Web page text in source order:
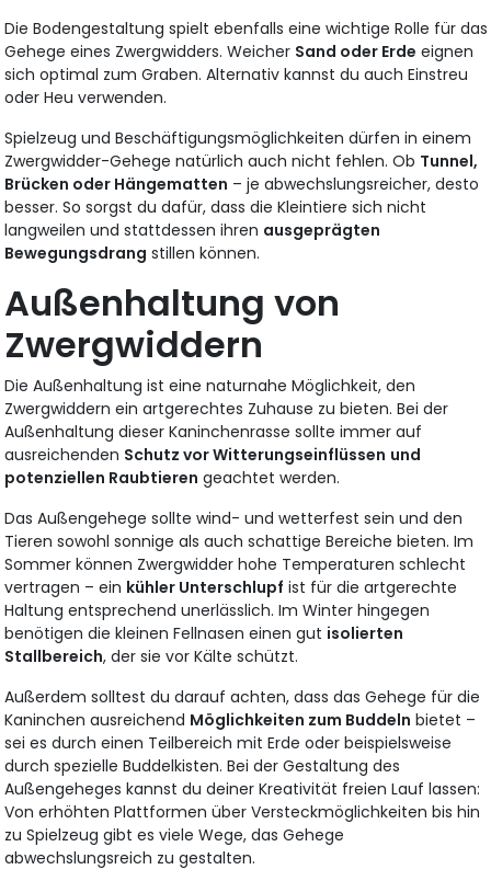
Die Bodengestaltung spielt ebenfalls eine wichtige Rolle für das
Gehege eines Zwergwidders. Weicher Sand oder Erde eignen
sich optimal zum Graben. Alternativ kannst du auch Einstreu
oder Heu verwenden.
Spielzeug und Beschäftigungsmöglichkeiten dürfen in einem
Zwergwidder-Gehege natürlich auch nicht fehlen. Ob Tunnel,
Brücken oder Hängematten – je abwechslungsreicher, desto
besser. So sorgst du dafür, dass die Kleintiere sich nicht
langweilen und stattdessen ihren ausgeprägten
Bewegungsdrang stillen können.
Außenhaltung von
Zwergwiddern
Die Außenhaltung ist eine naturnahe Möglichkeit, den
Zwergwiddern ein artgerechtes Zuhause zu bieten. Bei der
Außenhaltung dieser Kaninchenrasse sollte immer auf
ausreichenden Schutz vor Witterungseinflüssen und
potenziellen Raubtieren geachtet werden.
Das Außengehege sollte wind- und wetterfest sein und den
Tieren sowohl sonnige als auch schattige Bereiche bieten. Im
Sommer können Zwergwidder hohe Temperaturen schlecht
vertragen – ein kühler Unterschlupf ist für die artgerechte
Haltung entsprechend unerlässlich. Im Winter hingegen
benötigen die kleinen Fellnasen einen gut isolierten
Stallbereich, der sie vor Kälte schützt.
Außerdem solltest du darauf achten, dass das Gehege für die
Kaninchen ausreichend Möglichkeiten zum Buddeln bietet –
sei es durch einen Teilbereich mit Erde oder beispielsweise
durch spezielle Buddelkisten. Bei der Gestaltung des
Außengeheges kannst du deiner Kreativität freien Lauf lassen:
Von erhöhten Plattformen über Versteckmöglichkeiten bis hin
zu Spielzeug gibt es viele Wege, das Gehege
abwechslungsreich zu gestalten.